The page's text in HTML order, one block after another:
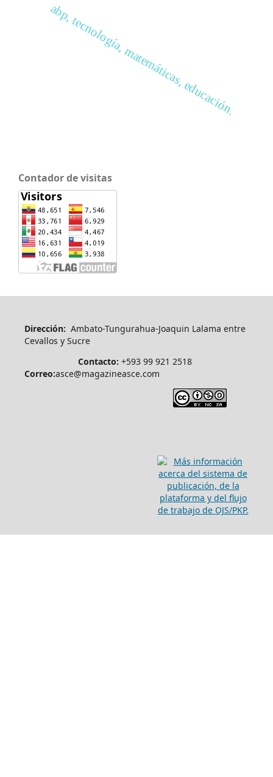
abp, tecnología, matemáticas, educación.
Contador de visitas
Dirección: Ambato-Tungurahua-Joaquin Lalama entre
Cevallos y Sucre
Contacto: +593 99 921 2518
Correo:asce@magazineasce.com